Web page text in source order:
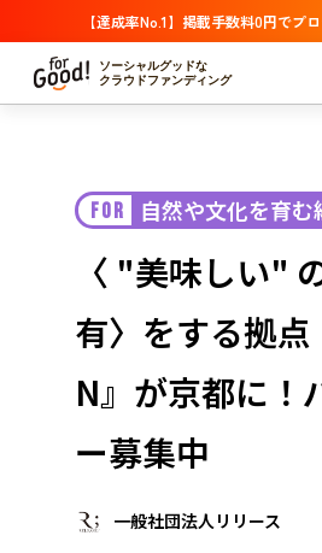
【達成率No.1】掲載手数料0円でプ
ソーシャルグッドな
クラウドファンディング
プロジェクトからさがす
カテゴリーからさがす
注目 新着
支援金額が多い
支援人数が多い
終了日が近い
カテゴリーからさがす
国際協力 医療・福祉
子ども
環境・エシカル
人権・マイノリ
社会貢献
地域からさがす
北海道 青森 岩手 宮城
FOR 自然や文化を育む
〈 "美味しい"
有〉をする拠点
N』が京都に！
ー募集中
一般社団法人リリース